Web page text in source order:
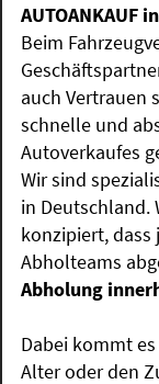
AUTOANKAUF
Beim
auch Vertrauen
schnelle und
Autoverkaufes
Wir sind
in Deutschland.
konzipiert, dass
Abholteams
Abholung
Dabei kommt
Alter oder den